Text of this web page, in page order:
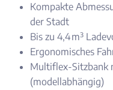
Kompakte
der Stadt
Bis zu 4,4 m³
Ergonomisches
Multiflex-Sitzbank
(modellabhängig)